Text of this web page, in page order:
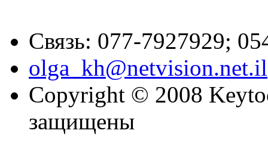
Связь: 077-7927929;
olga_kh@netvision.net.il
Copyright © 2008
защищены